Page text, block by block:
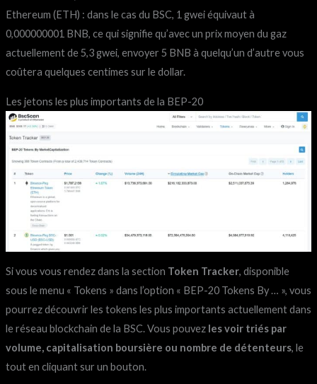
Ethereum (ETH) : dans le cas du BSC, 1 gwei équivaut à
0,000000001 BNB, ce qui signifie qu’avec un prix moyen du gaz
actuellement de 5,3 gwei, envoyer 5 BNB à quelqu’un d’autre vous
coûtera quelques centimes sur le dollar.
Les jetons les plus importants de la BEP-20
Si vous vous rendez dans la section Token Tracker, disponible
sous le menu « Tokens » dans l’option « BEP-20 Tokens By … », vous
pourrez découvrir les tokens les plus importants actuellement dans
le réseau blockchain de la BSC. Vous pouvez les voir triés par
volume, capitalisation boursière ou nombre de détenteurs, le
tout en cliquant sur un bouton.